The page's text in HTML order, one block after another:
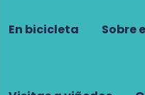
En bicicleta Sobre